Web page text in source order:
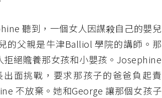
聽到，一個女人因謀殺自己的嬰兒
的父親是牛津Balliol 學院的講師。那
絕贍養那女孩和小嬰孩。Josephine
面挑戰，要求那孩子的爸爸負起責
不放棄。她和George 讓那個女孩子